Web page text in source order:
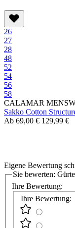
26
27
28
48
52
54
56
58
CALAMAR
Sakko Cotton
Ab 69,00 € 129,99 €
Eigene Bewertung
Sie bewerten:
Ihre Bewertung:
Ihre Bewertung: